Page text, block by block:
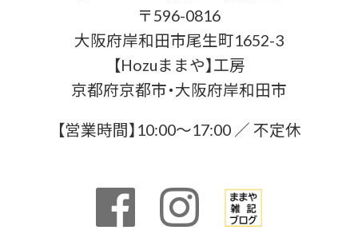
〒596-0816
大阪府岸和田市尾生町1652-3
【Hozuままや】工房
京都府京都市・大阪府岸和田市
【営業時間】10:00〜17:00 ／ 不定休